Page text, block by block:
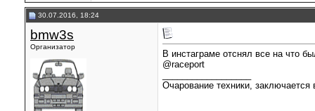
30.07.2016, 18:24
bmw3s
Организатор
В инстаграме отснял все на что
@raceport
Очарование техники,